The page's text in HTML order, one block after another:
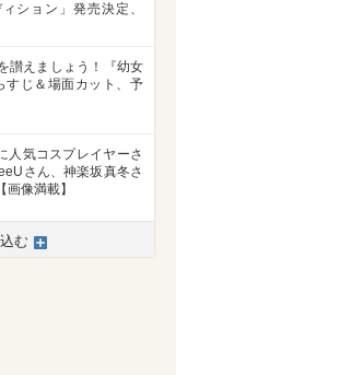
ション」発売決定、
讃えましょう！『幼女
すじ＆場面カット、予
人気コスプレイヤーさ
さん、神楽坂真冬さ
像満載】
む